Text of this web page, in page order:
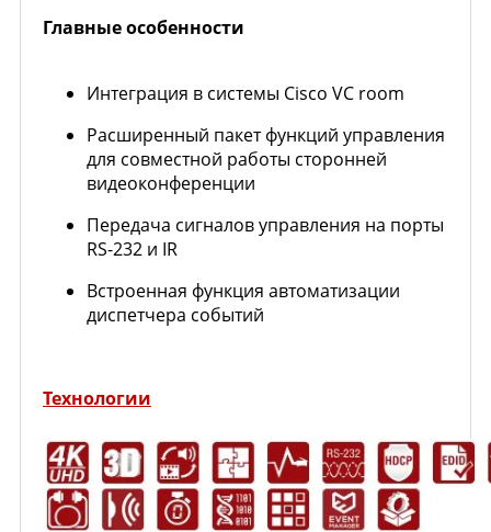
Главные особенности
Интеграция в системы Cisco VC room
Расширенный пакет функций управления
для совместной работы сторонней
видеоконференции
Передача сигналов управления на порты
RS-232 и IR
Встроенная функция автоматизации
диспетчера событий
Технологии